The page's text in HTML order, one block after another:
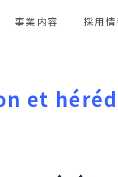
事業内容 採用情
et